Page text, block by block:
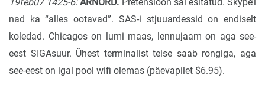
nad ka “alles ootavad”. SAS-i stjuuardessid on endiselt
koledad. Chicagos on lumi maas, lennujaam on aga see-
eest SIGAsuur. Ühest terminalist teise saab rongiga, aga
see-eest on igal pool wifi olemas (päevapilet $6.95).